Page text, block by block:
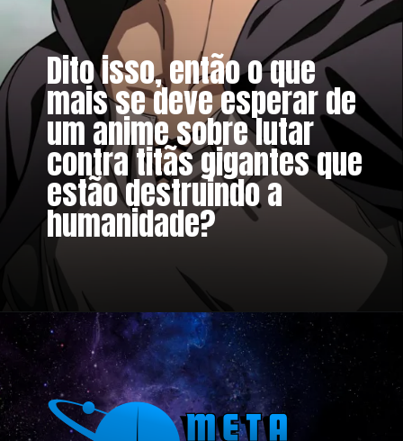
Dito isso, então o que
mais se deve esperar de
um anime sobre lutar
contra titãs gigantes que
estão destruindo a
humanidade?
Opening